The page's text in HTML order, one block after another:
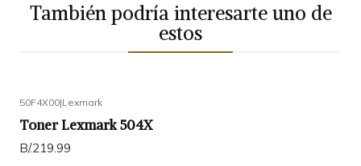
También podría interesarte uno de
estos
50F4X00|Lexmark
Toner Lexmark 504X
B/.219.99